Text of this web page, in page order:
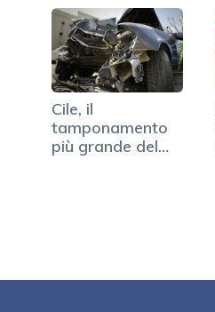
Cile, il
tamponamento
più grande del